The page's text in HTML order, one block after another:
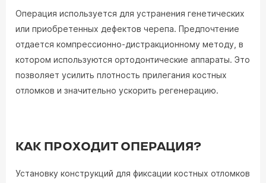
Операция используется для устранения генетических
или приобретенных дефектов черепа. Предпочтение
отдается компрессионно-дистракционному методу, в
котором используются ортодонтические аппараты. Это
позволяет усилить плотность прилегания костных
отломков и значительно ускорить регенерацию.
КАК ПРОХОДИТ ОПЕРАЦИЯ?
Установку конструкций для фиксации костных отломков